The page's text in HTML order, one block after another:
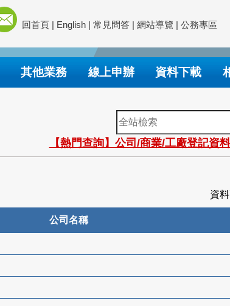
回首頁 | English | 常見問答 | 網站導覽 | 公務專區
其他業務 線上申辦 資料下載
全
站
檢
索
【熱門查詢】公司/商業/工廠登記資料
資
公司名稱